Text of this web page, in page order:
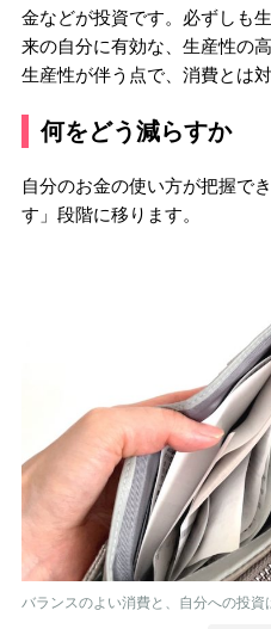
金などが投資です。必ずしも
来の自分に有効な、生産性の
生産性が伴う点で、消費とは
何をどう減らすか
自分のお金の使い方が把握で
す」段階に移ります。
バランスのよい消費と、自分への投資